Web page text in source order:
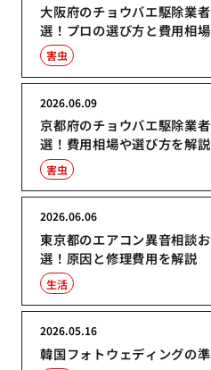
大阪府のチョウバエ駆除業
選！プロの選び方と費用相場
害虫
京都府のチョウバエ駆除業
選！費用相場や選び方を解説
2026.06.09
害虫
東京都のエアコン異音相談
選！原因と修理費用を解説
2026.06.06
生活
韓国フォトウェディングの
2026.05.16